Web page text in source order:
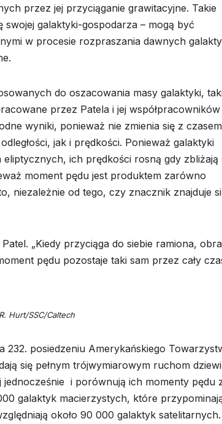
przez jej przyciąganie grawitacyjne. Takie
galaktyki-gospodarza – mogą być
w procesie rozpraszania dawnych
do oszacowania masy galaktyki,
przez Patela i jej współpracowników
wyniki, ponieważ nie zmienia się z
jak i prędkości. Ponieważ galaktyki
ich prędkości rosną gdy zbliżają
moment pędu jest produktem zarówno
niezależnie od tego, czy znacznik znajduje
„Kiedy przyciąga do siebie ramiona,
pędu pozostaje taki sam przez cały
Hurt/SSC/Caltech
posiedzeniu Amerykańskiego
się pełnym trójwymiarowym ruchom
i porównują ich momenty pędu
galaktyk macierzystych, które
około 90 000 galaktyk satelitarnych.